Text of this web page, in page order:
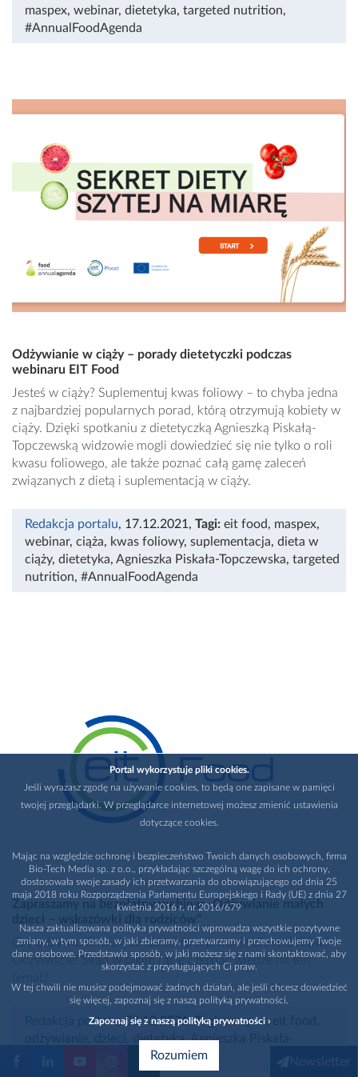
maspex, webinar, dietetyka, targeted nutrition,
#AnnualFoodAgenda
Odżywianie w ciąży – porady dietetyczki podczas
webinaru EIT Food
Jesteś w ciąży? Suplementuj kwas foliowy – to chyba jedna
z najbardziej popularnych porad, którą otrzymują kobiety w
ciąży. Dzięki spotkaniu z dietetyczką Agnieszką Piskałą-
Topczewską widzowie mogli dowiedzieć się nie tylko o roli
kwasu foliowego, ale także poznać całą gamę zaleceń
związanych z dietą i suplementacją w ciąży.
Redakcja portalu, 17.12.2021, Tagi: eit food, maspex,
webinar, ciąża, kwas foliowy, suplementacja, dieta w
ciąży, dietetyka, Agnieszka Piskała-Topczewska, targeted
nutrition, #AnnualFoodAgenda
Zapraszamy na bezpłatny webinar „Odżywianie małych
Czy odżywianie małych dzieci to wyzwanie dla rodziców?
Oczywiście! Skąd w takim razie czerpać wiedzę na ten
Redakcja portalu, 03.12.2021,Tagi:maspex,
dietetyka,Agnieszka Piskała-
Topczewska
Portal wykorzystuje pliki cookies.
Jeśli wyrażasz zgodę na używanie cookies, to będą one zapisane w pamięci
twojej przeglądarki. W przeglądarce internetowej możesz zmienić ustawienia
dotyczące cookies.
Mając na względzie ochronę i bezpieczeństwo Twoich danych osobowych, firma
Bio-Tech Media sp. z o.o., przykładając szczególną wagę do ich ochrony,
dostosowała swoje zasady ich przetwarzania do obowiązującego od dnia 25
maja 2018 roku Rozporządzenia Parlamentu Europejskiego i Rady (UE) z dnia 27
kwietnia 2016 r. nr 2016/679
Nasza zaktualizowana polityka prywatności wprowadza wszystkie pozytywne
zmiany, w tym sposób, w jaki zbieramy, przetwarzamy i przechowujemy Twoje
dane osobowe. Przedstawia sposób, w jaki możesz się z nami skontaktować, aby
skorzystać z przysługujących Ci praw.
W tej chwili nie musisz podejmować żadnych działań, ale jeśli chcesz dowiedzieć
się więcej, zapoznaj się z naszą polityką prywatności.
Zapoznaj się z naszą polityką prywatności ›
Rozumiem Newsletter